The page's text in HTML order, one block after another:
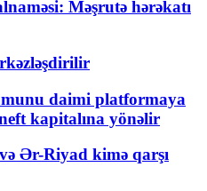
Məşrutə hərəkatı
daimi platformaya
kapitalına yönəlir
Ər-Riyad kimə qarşı